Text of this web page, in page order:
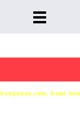
toggle
kami